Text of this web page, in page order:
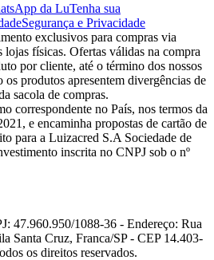
da LuTenha sua
Segurança e Privacidade
exclusivos para compras via
físicas. Ofertas válidas na compra
por cliente, até o término dos nossos
os produtos apresentem divergências de
sacola de compras.
correspondente no País, nos termos da
e encaminha propostas de cartão de
para a Luizacred S.A Sociedade de
inscrita no CNPJ sob o nº
47.960.950/1088-36 - Endereço: Rua
Santa Cruz, Franca/SP - CEP 14.403-
os direitos reservados.